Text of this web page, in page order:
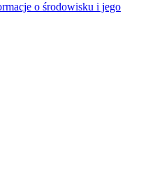
o środowisku i jego